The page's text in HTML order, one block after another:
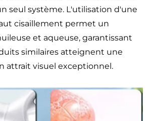
seul système. L'utilisation d'une
cisaillement permet un
et aqueuse, garantissant
similaires atteignent une
attrait visuel exceptionnel.